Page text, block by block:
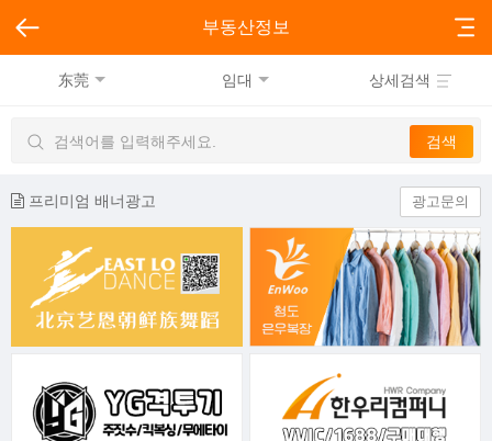
부동산정보
东莞 임대 상세검색
프리미엄 배너광고 광고문의